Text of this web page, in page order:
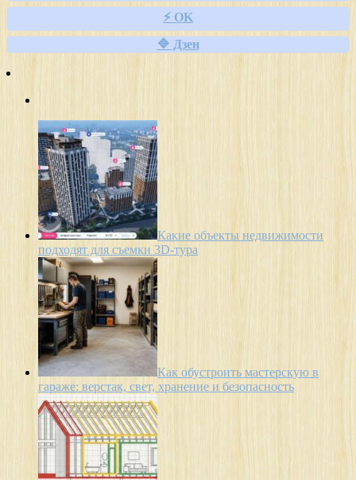
⚡ OK
🔷 Дзен
Какие объекты недвижимости
подходят для съемки 3D-тура
Как обустроить мастерскую в
гараже: верстак, свет, хранение и безопасность